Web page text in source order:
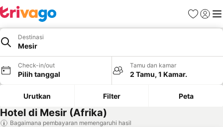
FavoritLogin
Destinasi
Mesir
Check-in/out
Pilih tanggal
Tamu dan kamar
2 Tamu, 1 Kamar.
Urutkan Filter Peta
Hotel di Mesir (Afrika)
Bagaimana pembayaran memengaruhi hasil